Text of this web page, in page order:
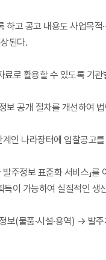
고 공고 내용도 사업목
된다.
로 활용할 수 있도록 기관
공개 절차를 개선하여
인 나라장터에 입찰공고
주정보 표준화 서비스
이 가능하여 실질적인
보(물품·시설·용역) → 발